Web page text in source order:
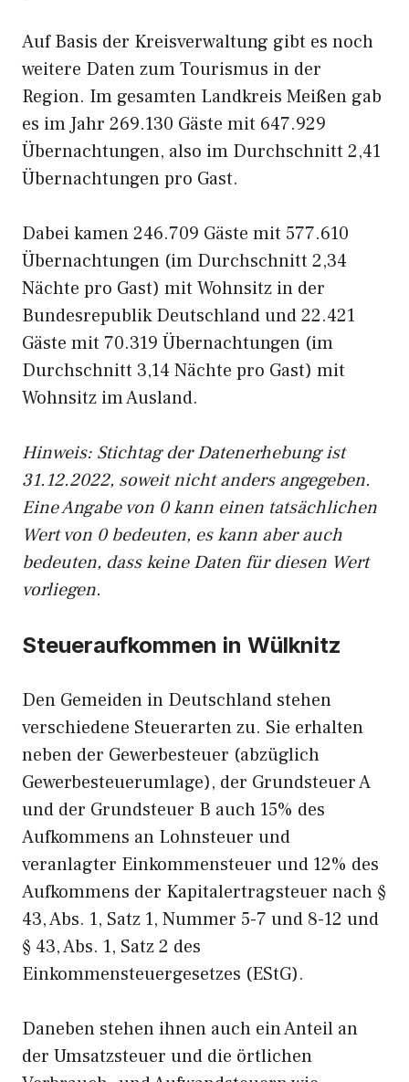
Auf Basis der Kreisverwaltung gibt es noch
weitere Daten zum Tourismus in der
Region. Im gesamten Landkreis Meißen gab
es im Jahr 269.130 Gäste mit 647.929
Übernachtungen, also im Durchschnitt 2,41
Übernachtungen pro Gast.
Dabei kamen 246.709 Gäste mit 577.610
Übernachtungen (im Durchschnitt 2,34
Nächte pro Gast) mit Wohnsitz in der
Bundesrepublik Deutschland und 22.421
Gäste mit 70.319 Übernachtungen (im
Durchschnitt 3,14 Nächte pro Gast) mit
Wohnsitz im Ausland.
Hinweis: Stichtag der Datenerhebung ist
31.12.2022, soweit nicht anders angegeben.
Eine Angabe von 0 kann einen tatsächlichen
Wert von 0 bedeuten, es kann aber auch
bedeuten, dass keine Daten für diesen Wert
vorliegen.
Steueraufkommen in Wülknitz
Den Gemeiden in Deutschland stehen
verschiedene Steuerarten zu. Sie erhalten
neben der Gewerbesteuer (abzüglich
Gewerbesteuerumlage), der Grundsteuer A
und der Grundsteuer B auch 15% des
Aufkommens an Lohnsteuer und
veranlagter Einkommensteuer und 12% des
Aufkommens der Kapitalertragsteuer nach §
43, Abs. 1, Satz 1, Nummer 5-7 und 8-12 und
§ 43, Abs. 1, Satz 2 des
Einkommensteuergesetzes (EStG).
Daneben stehen ihnen auch ein Anteil an
der Umsatzsteuer und die örtlichen